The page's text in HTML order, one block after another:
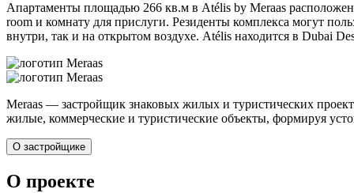
Апартаменты площадью 266 кв.м в Atélis by Meraas
room и комнату для прислуги. Резиденты комплекса могут
внутри, так и на открытом воздухе. Atélis находится в Dubai
Meraas — застройщик знаковых жилых и туристических
жилые, коммерческие и туристические объекты, формируя
О застройщике
О проекте